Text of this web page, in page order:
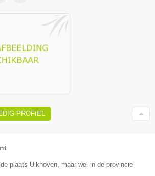
PROFIEL
plaats Uikhoven, maar wel in de provincie